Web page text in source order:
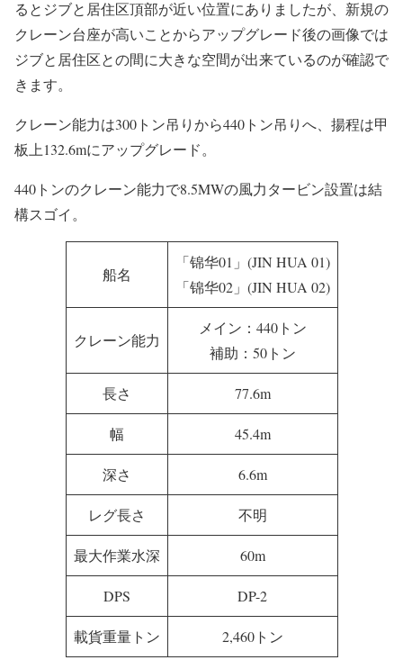
SEP船「錦華01」「錦華02」を現在所有している江蘇大烨
智能電気股份有限公司は、2022年4月に子会社にあたる江
蘇大烨新能源科技有限公司を通じて2隻のSEP船を購入。
その後、直ちにアップグレードを実施したようです。
アップグレード前は、300トン吊り及び50トン吊りの台座
クレーンと700トン吊りクローラークレーンが搭載されて
るという理由から撤去。メインクレーンの300トン吊りク
レーンは、台座部分から全てを交換。以前はジブレストす
るとジブと居住区頂部が近い位置にありましたが、新規の
クレーン台座が高いことからアップグレード後の画像では
ジブと居住区との間に大きな空間が出来ているのが確認で
クレーン能力は300トン吊りから440トン吊りへ、揚程は甲
板上132.6mにアップグレード。
440トンのクレーン能力で8.5MWの風力タービン設置は結
構スゴイ。
船名
「锦华01」(JIN HUA 01)
クレーン能力
補助：50トン
長さ 77.6m